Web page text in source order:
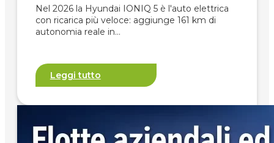
Nel 2026 la Hyundai IONIQ 5 è l'auto elettrica
con ricarica più veloce: aggiunge 161 km di
autonomia reale in…
Leggi tutto